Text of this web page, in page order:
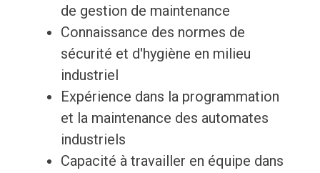
de gestion de maintenance
Connaissance des normes de
sécurité et d'hygiène en milieu
industriel
Expérience dans la programmation
et la maintenance des automates
industriels
Capacité à travailler en équipe dans